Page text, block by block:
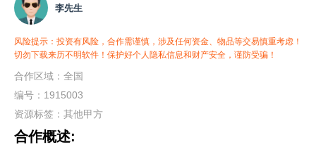
李先生
风险提示：投资有风险，合作需谨慎，涉及任何资金、物品等交易慎重考虑！
切勿下载来历不明软件！保护好个人隐私信息和财产安全，谨防受骗！
合作区域：全国
编号：1915003
资源标签： 其他甲方
合作概述: